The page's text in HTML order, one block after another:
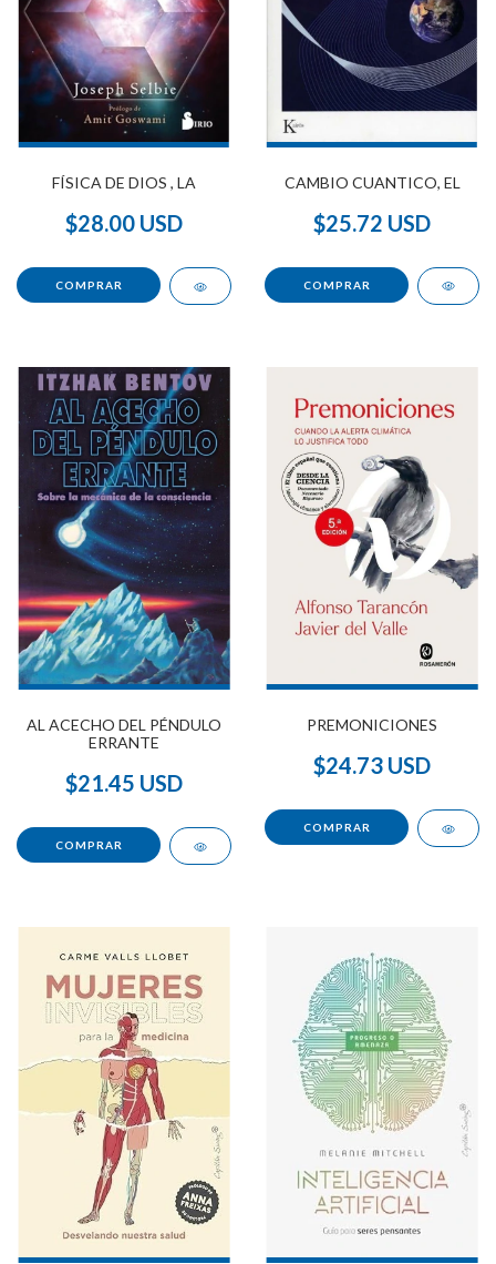
FÍSICA DE DIOS , LA
$28.00 USD
CAMBIO CUANTICO, EL
$25.72 USD
AL ACECHO DEL PÉNDULO
ERRANTE
$21.45 USD
PREMONICIONES
$24.73 USD